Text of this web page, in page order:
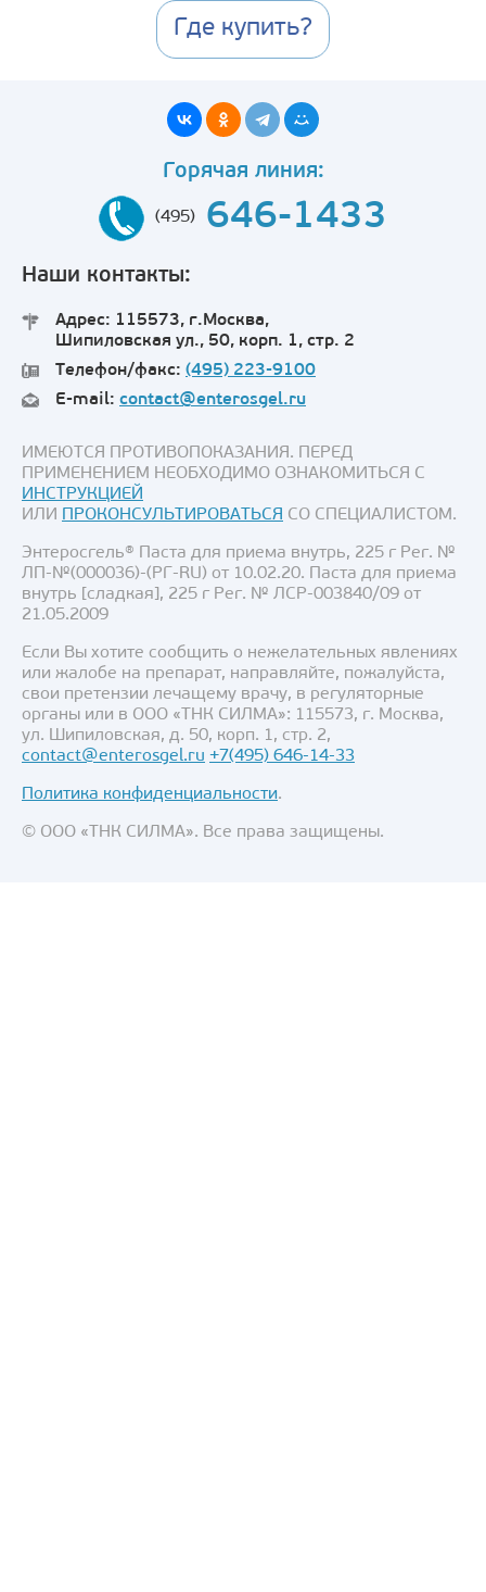
Где купить?
Горячая линия:
(495) 646-1433
Наши контакты:
Адрес: 115573, г.Москва,
Шипиловская ул., 50, корп. 1, стр. 2
Телефон/факс: (495) 223-9100
E-mail: contact@enterosgel.ru
ИМЕЮТСЯ ПРОТИВОПОКАЗАНИЯ. ПЕРЕД
ПРИМЕНЕНИЕМ НЕОБХОДИМО ОЗНАКОМИТЬСЯ С
ИНСТРУКЦИЕЙ
ИЛИ ПРОКОНСУЛЬТИРОВАТЬСЯ СО СПЕЦИАЛИСТОМ.
Энтеросгель® Паста для приема внутрь, 225 г Рег. №
ЛП-№(000036)-(РГ-RU) от 10.02.20. Паста для приема
внутрь [сладкая], 225 г Рег. № ЛСР-003840/09 от
21.05.2009
Если Вы хотите сообщить о нежелательных явлениях
или жалобе на препарат, направляйте, пожалуйста,
свои претензии лечащему врачу, в регуляторные
органы или в ООО «ТНК СИЛМА»: 115573, г. Москва,
ул. Шипиловская, д. 50, корп. 1, стр. 2,
contact@enterosgel.ru +7(495) 646-14-33
Политика конфиденциальности.
© ООО «ТНК СИЛМА». Все права защищены.